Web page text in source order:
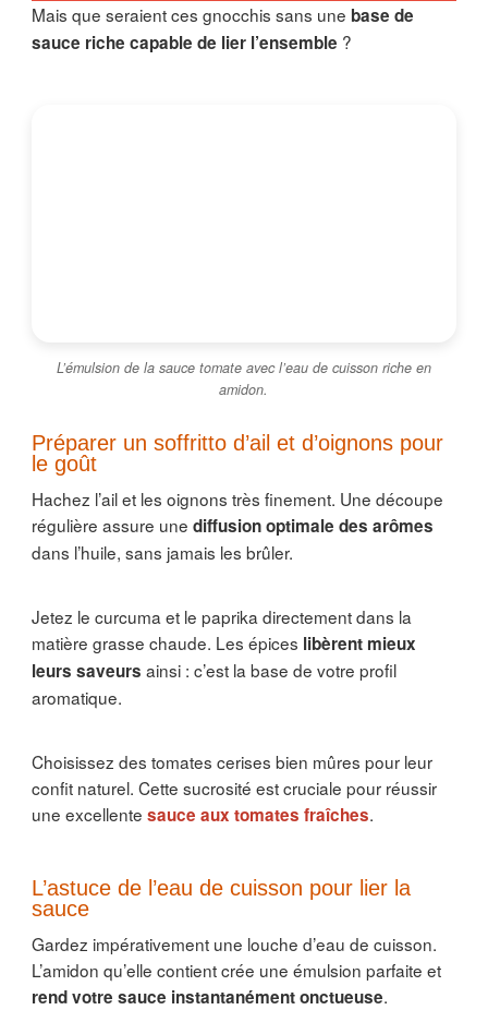
Mais que seraient ces gnocchis sans une base de
sauce riche capable de lier l’ensemble ?
L’émulsion de la sauce tomate avec l’eau de cuisson riche en
amidon.
Préparer un soffritto d’ail et d’oignons pour
le goût
Hachez l’ail et les oignons très finement. Une découpe
régulière assure une diffusion optimale des arômes
dans l’huile, sans jamais les brûler.
Jetez le curcuma et le paprika directement dans la
matière grasse chaude. Les épices libèrent mieux
leurs saveurs ainsi : c’est la base de votre profil
aromatique.
Choisissez des tomates cerises bien mûres pour leur
confit naturel. Cette sucrosité est cruciale pour réussir
une excellente sauce aux tomates fraîches.
L’astuce de l’eau de cuisson pour lier la
sauce
Gardez impérativement une louche d’eau de cuisson.
L’amidon qu’elle contient crée une émulsion parfaite et
rend votre sauce instantanément onctueuse.